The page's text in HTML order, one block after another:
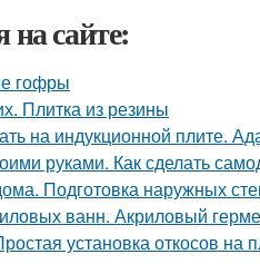
на сайте:
гофры
Плитка из резины
на индукционной плите.
руками. Как сделать
Подготовка наружных
ванн. Акриловый
установка откосов